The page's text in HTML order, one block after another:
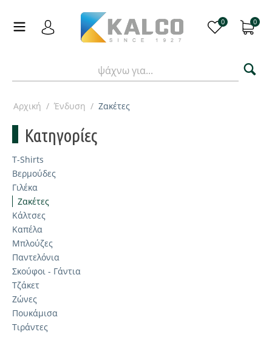
0 0
Αρχική / Ένδυση / Ζακέτες
Κατηγορίες
T-Shirts
Βερμούδες
Γιλέκα
Ζακέτες
Κάλτσες
Καπέλα
Μπλούζες
Παντελόνια
Σκούφοι - Γάντια
Τζάκετ
Ζώνες
Πουκάμισα
Τιράντες